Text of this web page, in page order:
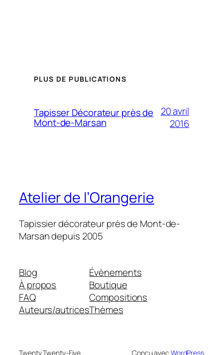
PLUS DE PUBLICATIONS
Tapisser Décorateur près de
Mont-de-Marsan
20 avril
2016
Atelier de l’Orangerie
Tapissier décorateur près de Mont-de-
Marsan depuis 2005
Blog
À propos
FAQ
Auteurs/autrices
Évènements
Boutique
Compositions
Thèmes
Twenty Twenty-Five Conçu avec WordPress